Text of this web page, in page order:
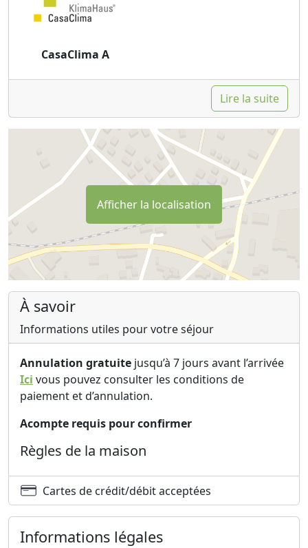
CasaClima A
Lire la suite
Afficher la localisation
À savoir
Informations utiles pour votre séjour
Annulation gratuite jusqu’à 7 jours avant l’arrivée
Ici vous pouvez consulter les conditions de
paiement et d’annulation.
Acompte requis pour confirmer
Règles de la maison
Cartes de crédit/débit acceptées
Informations légales